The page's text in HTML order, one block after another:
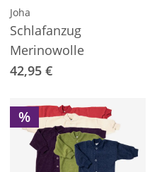
Joha
Schlafanzug
Merinowolle
42,95 €
%